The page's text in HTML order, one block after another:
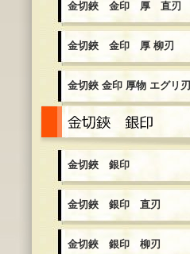
金切鋏 金印 厚 直刃
金切鋏 金印 厚 柳刃
金切鋏 金印 厚物 エグリ刃
金切鋏 銀印
金切鋏 銀印 直刃
金切鋏 銀印 柳刃